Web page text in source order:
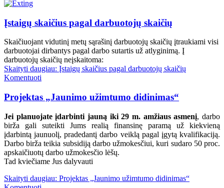
Įstaigų skaičius pagal darbuotojų skaičių
Skaičiuojant vidutinį metų sąrašinį darbuotojų skaičių įtraukiami visi
darbuotojai dirbantys pagal darbo sutartis už atlyginimą. Į
darbuotojų skaičių neįskaitoma:
Skaityti daugiau: Įstaigų skaičius pagal darbuotojų skaičių
Komentuoti
Projektas „Jaunimo užimtumo didinimas“
Jei planuojate įdarbinti jauną iki 29 m. amžiaus asmenį, darbo
birža gali suteikti Jums realią finansinę paramą už kiekvieną
įdarbintą jaunuolį, pradedantį darbo veiklą pagal įgytą kvalifikaciją.
Darbo birža teikia subsidiją darbo užmokesčiui, kuri sudaro 50 proc.
apskaičiuotų darbo užmokesčio lėšų.
Tad kviečiame Jus dalyvauti
Skaityti daugiau: Projektas „Jaunimo užimtumo didinimas“